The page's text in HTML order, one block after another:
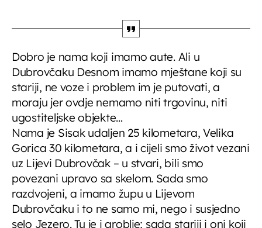
Dobro je nama koji imamo aute. Ali u
Dubrovčaku Desnom imamo mještane koji su
stariji, ne voze i problem im je putovati, a
moraju jer ovdje nemamo niti trgovinu, niti
ugostiteljske objekte…
Nama je Sisak udaljen 25 kilometara, Velika
Gorica 30 kilometara, a i cijeli smo život vezani
uz Lijevi Dubrovčak – u stvari, bili smo
povezani upravo sa skelom. Sada smo
razdvojeni, a imamo župu u Lijevom
Dubrovčaku i to ne samo mi, nego i susjedno
selo Jezero. Tu je i groblje; sada stariji i oni koji